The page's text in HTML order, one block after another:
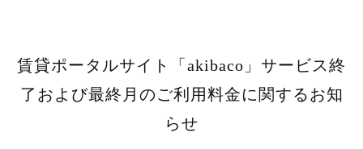
賃貸ポータルサイト「akibaco」サービス終
了および最終月のご利用料金に関するお知
らせ